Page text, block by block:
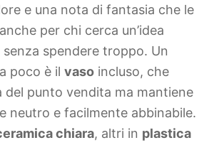
e una nota di fantasia che le
per chi cerca un’idea
spendere troppo. Un
poco è il vaso incluso, che
del punto vendita ma mantiene
neutro e facilmente abbinabile.
chiara, altri in plastica